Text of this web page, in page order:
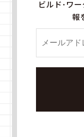
ビルド・ワ
報